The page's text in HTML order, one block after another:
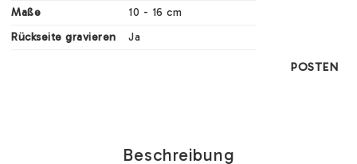
Maße
10 - 16 cm
Rückseite gravieren
Ja
POSTEN
Beschreibung